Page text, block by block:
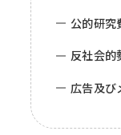
公的研究
反社会的
広告及び